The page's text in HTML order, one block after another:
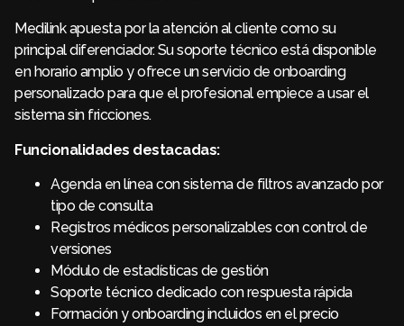
Medilink apuesta por la atención al cliente como su
principal diferenciador. Su soporte técnico está disponible
en horario amplio y ofrece un servicio de onboarding
personalizado para que el profesional empiece a usar el
sistema sin fricciones.
Funcionalidades destacadas:
Agenda en línea con sistema de filtros avanzado por
tipo de consulta
Registros médicos personalizables con control de
versiones
Módulo de estadísticas de gestión
Soporte técnico dedicado con respuesta rápida
Formación y onboarding incluidos en el precio